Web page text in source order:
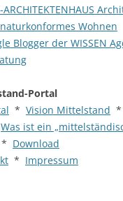
Wohnen
Blogger der WISSEN
Portal
* Vision Mittelstand *
Was ist ein
* Download
* Impressum